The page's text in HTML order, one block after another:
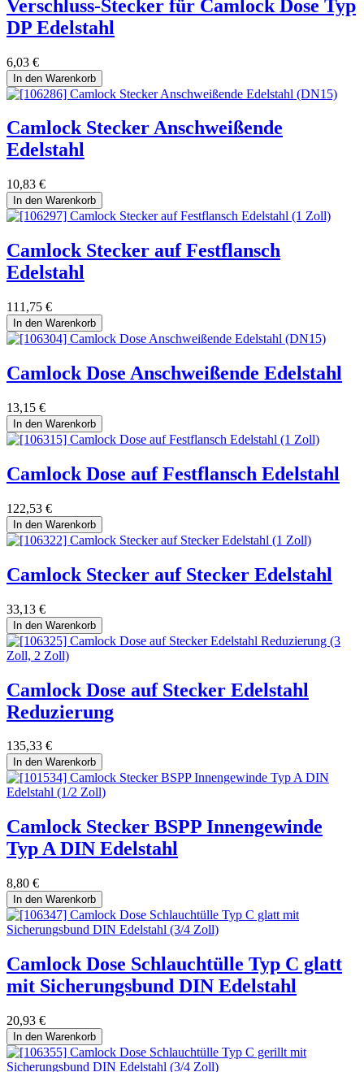
Verschluss-Stecker für Camlock Dose Typ
DP Edelstahl
6,03 €
In den Warenkorb
Camlock Stecker Anschweißende
Edelstahl
10,83 €
In den Warenkorb
Camlock Stecker auf Festflansch
Edelstahl
111,75 €
In den Warenkorb
Camlock Dose Anschweißende Edelstahl
13,15 €
In den Warenkorb
Camlock Dose auf Festflansch Edelstahl
122,53 €
In den Warenkorb
Camlock Stecker auf Stecker Edelstahl
33,13 €
In den Warenkorb
Camlock Dose auf Stecker Edelstahl
Reduzierung
135,33 €
In den Warenkorb
Camlock Stecker BSPP Innengewinde
Typ A DIN Edelstahl
8,80 €
In den Warenkorb
Camlock Dose Schlauchtülle Typ C glatt
mit Sicherungsbund DIN Edelstahl
20,93 €
In den Warenkorb